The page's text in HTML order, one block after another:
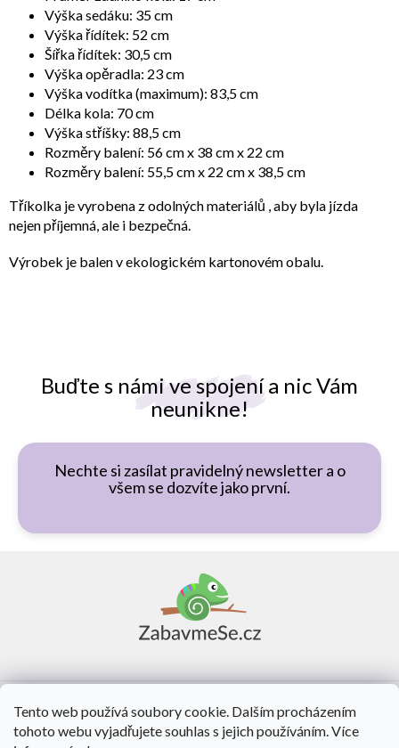
Tento web používá soubory cookie. Dalším procházením
tohoto webu vyjadřujete souhlas s jejich používáním. Více
Buďte s námi ve spojení a nic Vám
neunikne!
Nechte si zasílat pravidelný newsletter a o
všem se dozvíte jako první.
Výška sedáku: 35 cm
Výška řídítek: 52 cm
Šířka řídítek: 30,5 cm
Výška opěradla: 23 cm
Výška vodítka (maximum): 83,5 cm
Délka kola: 70 cm
Výška stříšky: 88,5 cm
Rozměry balení: 56 cm x 38 cm x 22 cm
Rozměry balení: 55,5 cm x 22 cm x 38,5 cm
Tříkolka je vyrobena z odolných materiálů , aby byla jízda
nejen příjemná, ale i bezpečná.
Výrobek je balen v ekologickém kartonovém obalu.
O nás